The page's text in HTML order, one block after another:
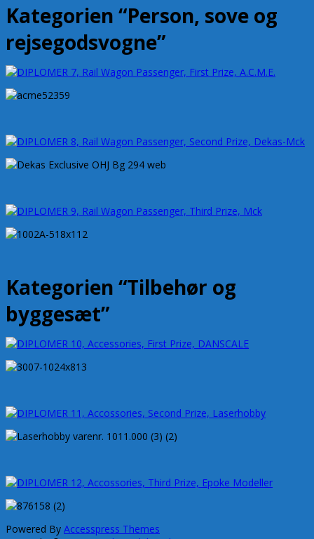
Kategorien “Person, sove og
rejsegodsvogne”
Kategorien “Tilbehør og
byggesæt”
Powered By Accesspress Themes